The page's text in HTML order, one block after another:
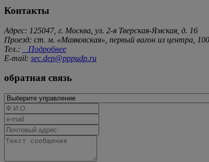
Контакты
Адрес: 125047, г. Москва, ул. 2-я Тверская-Ямская, д. 16
Проезд: ст. м. «Маяковская», первый вагон из центра,
Тел.:
Подробнее
E-mail: sec.dep@pppudp.ru
обратная связь